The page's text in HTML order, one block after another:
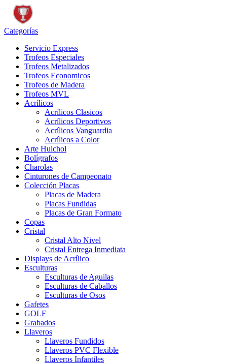
Categorías
Servicio Express
Trofeos Especiales
Trofeos Metalizados
Trofeos Economicos
Trofeos de Madera
Trofeos MVL
Acrílicos
Acrílicos Clasicos
Acrílicos Deportivos
Acrílicos Vanguardia
Acrílicos a Color
Arte Huichol
Bolígrafos
Charolas
Cinturones de Campeonato
Colección Placas
Placas de Madera
Placas Fundidas
Placas de Gran Formato
Copas
Cristal
Cristal Alto Nivel
Cristal Entrega Inmediata
Displays de Acrílico
Esculturas
Esculturas de Aguilas
Esculturas de Caballos
Esculturas de Osos
Gafetes
GOLF
Grabados
Llaveros
Llaveros Fundidos
Llaveros PVC Flexible
Llaveros Infantiles